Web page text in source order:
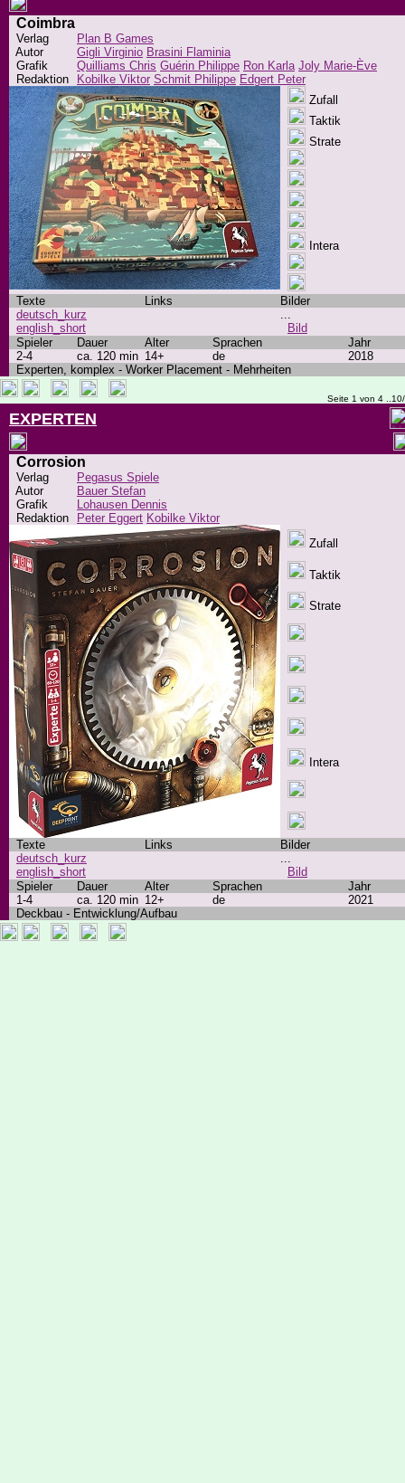
Coimbra
Verlag
Plan B Games
Autor
Gigli Virginio Brasini Flaminia
Grafik
Quilliams Chris Guérin Philippe Ron Karla Joly Marie-Ève
Redaktion
Kobilke Viktor Schmit Philippe Edgert Peter
Zufall
Taktik
Strate
Intera
Texte Links
Bilder
deutsch_kurz
english_short
...
Bild
Spieler
Dauer Alter Sprachen
Jahr
2-4
ca. 120 min 14+ de
2018
Experten, komplex - Worker Placement - Mehrheiten
Seite 1 von 4
EXPERTEN
Corrosion
Verlag
Pegasus Spiele
Autor
Bauer Stefan
Grafik
Lohausen Dennis
Redaktion
Peter Eggert Kobilke Viktor
Zufall
Taktik
Strate
Intera
Texte Links
Bilder
deutsch_kurz
english_short
...
Bild
Spieler
Dauer Alter Sprachen
Jahr
1-4
ca. 120 min 12+ de
2021
Deckbau - Entwicklung/Aufbau